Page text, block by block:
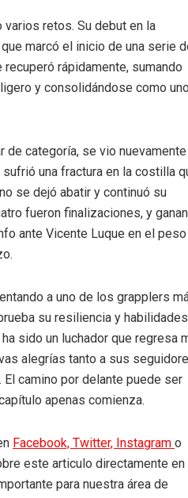
varios retos. Su debut en la
marcó el inicio de una serie
rápidamente, sumando
y consolidándose como
de categoría, se vio
una fractura en la costilla
se dejó abatir y continuó su
fueron finalizaciones, y
ante Vicente Luque en el peso
a uno de los grapplers
su resiliencia y
sido un luchador que regresa
alegrías tanto a sus
camino por delante puede ser
apenas comienza.
Facebook, Twitter, Instagram o
este articulo directamente en
para nuestra área de